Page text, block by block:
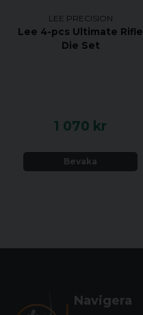
LEE PRECISION
Lee 4-pcs Ultimate Rifle
Die Set
1 070 kr
Bevaka
Navigera